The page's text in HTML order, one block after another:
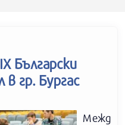
Български
в гр. Бургас
Межд